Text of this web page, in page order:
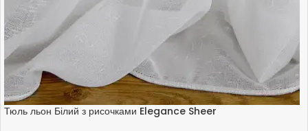
Тюль льон Білий з рисочками Elegance Sheer